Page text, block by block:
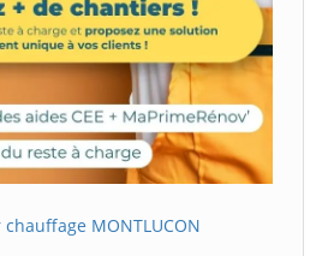
MONTLUCON